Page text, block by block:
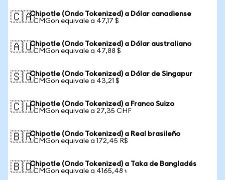
🇨🇦Chipotle (Ondo Tokenized) a Dólar canadiense
1 CMGon equivale a 47,17 $
🇦🇺Chipotle (Ondo Tokenized) a Dólar australiano
1 CMGon equivale a 47,88 $
🇸🇬Chipotle (Ondo Tokenized) a Dólar de Singapur
1 CMGon equivale a 43,21 $
🇨🇭Chipotle (Ondo Tokenized) a Franco Suizo
1 CMGon equivale a 27,35 CHF
🇧🇷Chipotle (Ondo Tokenized) a Real brasileño
1 CMGon equivale a 172,45 R$
🇧🇩Chipotle (Ondo Tokenized) a Taka de Bangladés
1 CMGon equivale a 4165,48 ৳